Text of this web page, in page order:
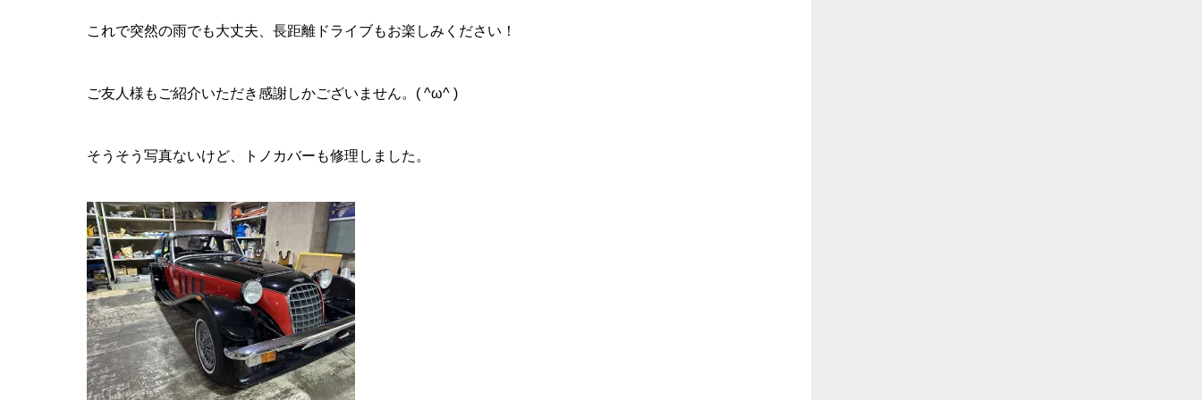
これで突然の雨でも大丈夫、長距離ドライブもお楽しみください！
ご友人様もご紹介いただき感謝しかございません。( ^ω^ )
そうそう写真ないけど、トノカバーも修理しました。